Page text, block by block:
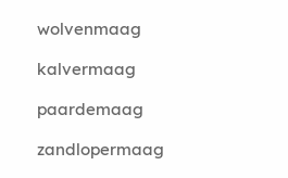
wolvenmaag
kalvermaag
paardemaag
zandlopermaag